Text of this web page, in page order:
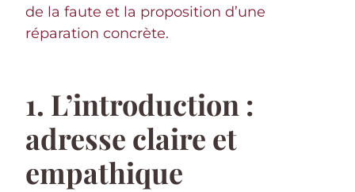
de la faute et la proposition d’une
réparation concrète.
1. L’introduction :
adresse claire et
empathique